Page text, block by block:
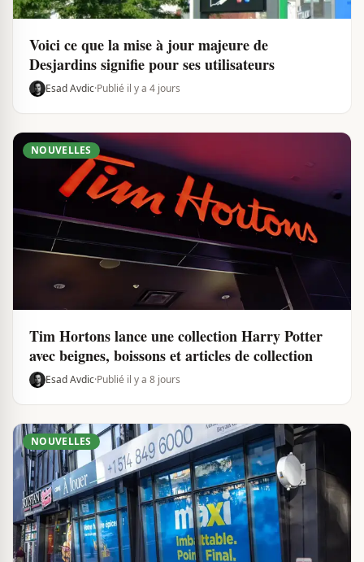
Voici ce que la mise à jour majeure de
Desjardins signifie pour ses utilisateurs
Esad Avdic·Publié il y a 4 jours
NOUVELLES
Tim Hortons lance une collection Harry Potter
avec beignes, boissons et articles de collection
Esad Avdic·Publié il y a 8 jours
NOUVELLES